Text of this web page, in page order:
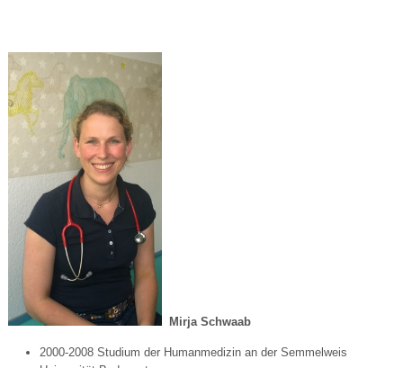
Mirja Schwaab
2000-2008 Studium der Humanmedizin an der Semmelweis